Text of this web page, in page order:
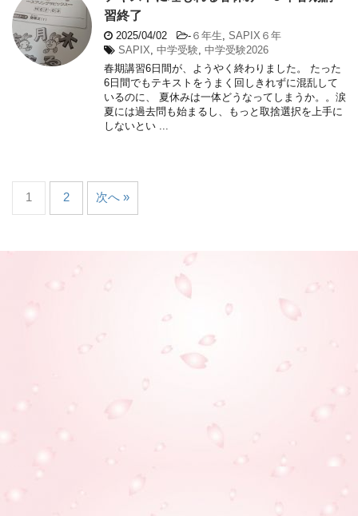
習終了
2025/04/02 - ６年生, SAPIX６年
SAPIX, 中学受験, 中学受験2026
春期講習6日間が、ようやく終わりました。 たった
6日間でもテキストをうまく回しきれずに混乱して
いるのに、 夏休みは一体どうなってしまうか。。涙
夏には過去問も始まるし、もっと取捨選択を上手に
しないとい ...
1 2 次へ »